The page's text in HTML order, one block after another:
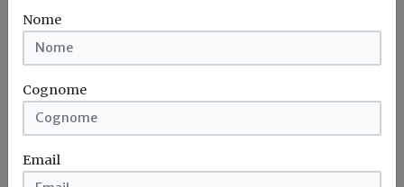
Testo Unico Edilizia e Salva Casa: il
Governo ha impugnato la legge della
Il Governo contesta le disposizioni contenute nell’articolo
3, commi 1 e 2,...
Decreto salva casa Toscana Testo unico edilizia Impugnazione
Nome
Cognome
Email